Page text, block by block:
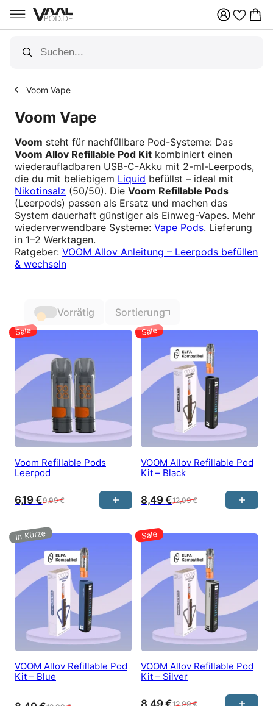
Voom Vape
Voom Vape
Voom steht für nachfüllbare Pod-Systeme: Das
Voom Allov Refillable Pod Kit kombiniert einen
wiederaufladbaren USB-C-Akku mit 2-ml-Leerpods,
die du mit beliebigem Liquid befüllst – ideal mit
Nikotinsalz (50/50). Die Voom Refillable Pods
(Leerpods) passen als Ersatz und machen das
System dauerhaft günstiger als Einweg-Vapes. Mehr
wiederverwendbare Systeme: Vape Pods. Lieferung
in 1–2 Werktagen.
Ratgeber: VOOM Allov Anleitung – Leerpods befüllen
& wechseln
Vorrätig Sortierung
Voom Refillable Pods
Leerpod
9,99€
6,19€
VOOM Allov Refillable Pod
Kit – Black
12,99€
8,49€
VOOM Allov Refillable Pod
Kit – Blue
VOOM Allov Refillable Pod
Kit – Silver
12,99€